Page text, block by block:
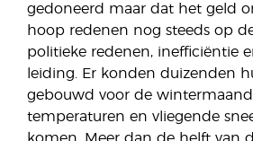
gedoneerd maar dat het geld
hoop redenen nog steeds op
politieke redenen, inefficiëntie
leiding. Er konden duizenden
gebouwd voor de
temperaturen en vliegende